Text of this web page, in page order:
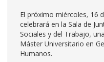
El próximo miércoles, 16
celebrará en la Sala de
Sociales y del Trabajo,
Máster Universitario en
Humanos.